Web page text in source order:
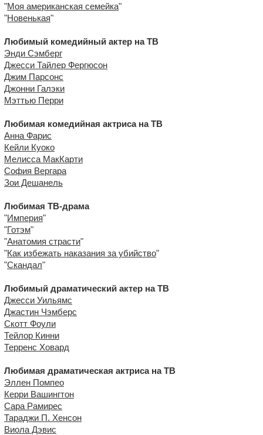
"Моя американская семейка"
"Новенькая"
Любимый комедийный актер на ТВ
Энди Сэмберг
Джесси Тайлер Фергюсон
Джим Парсонс
Джонни Галэки
Мэттью Перри
Любимая комедийная актриса на ТВ
Анна Фарис
Кейли Куоко
Мелисса МакКарти
София Вергара
Зои Дешанель
Любимая ТВ-драма
"Империя"
"Готэм"
"Анатомия страсти"
"Как избежать наказания за убийство"
"Скандал"
Любимый драматический актер на ТВ
Джесси Уильямс
Джастин Чэмберс
Скотт Фоули
Тейлор Кинни
Терренс Ховард
Любимая драматическая актриса на ТВ
Эллен Помпео
Керри Вашингтон
Сара Рамирес
Тараджи П. Хенсон
Виола Дэвис